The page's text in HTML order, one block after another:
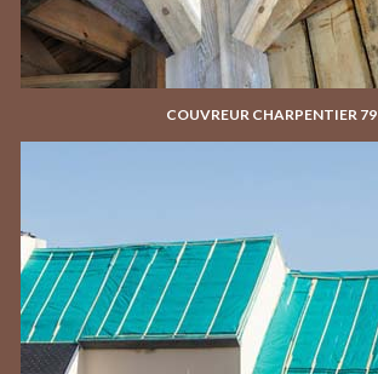
COUVREUR CHARPENTIER 79